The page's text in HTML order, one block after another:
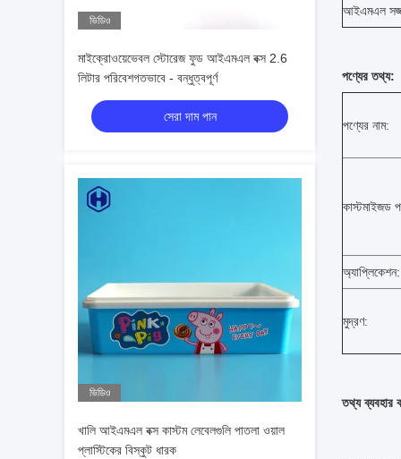
ভিডিও
মাইক্রোওয়েভেবল স্টোরেজ ফুড আইএমএল বক্স 2.6
লিটার পরিবেশগতভাবে - বন্ধুত্বপূর্ণ
সেরা দাম পান
ভিডিও
খালি আইএমএল বক্স কাস্টম লেবেলগুলি পাতলা ওয়াল
প্লাস্টিকের বিস্কুট ধারক
আইএমএল
পণ্যের তথ্য:
পণ্যের নাম:
কাস্টমাইজড
অ্যাপ্লিকেশন:
মুদ্রণ:
তথ্য ব্যবহার